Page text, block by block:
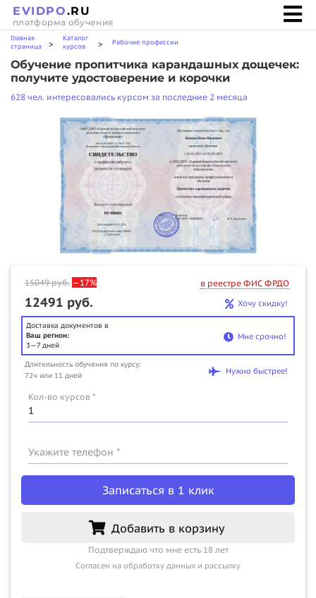
EVIDPO.RU
платформа обучения
Главная
страница
>
Каталог
курсов
> Рабочие профессии
Обучение пропитчика карандашных дощечек:
получите удостоверение и корочки
628 чел. интересовались курсом за последние 2 месяца
15049руб. —17% в реестре ФИС ФРДО
12491 руб. Хочу скидку!
Доставка документов в
Ваш регион:
3—7 дней
Мне срочно!
Длительность обучения по курсу:
72ч или 11 дней
Нужно быстрее!
Кол-во курсов *
Укажите телефон *
Записаться в 1 клик
Добавить в корзину
Подтверждаю что мне есть 18 лет
Согласен на обработку данных и рассылку